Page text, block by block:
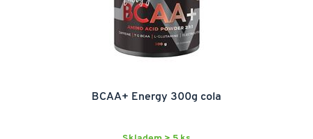
BCAA+ Energy 300g cola